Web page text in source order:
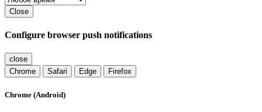
Close
Configure browser push notifications
close
Chrome
Safari Edge Firefox
Chrome (Android)